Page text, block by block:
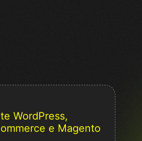
WordPress,
e Magento